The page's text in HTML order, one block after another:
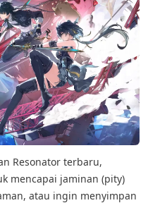
Resonator terbaru,
mencapai jaminan (pity)
atau ingin menyimpan